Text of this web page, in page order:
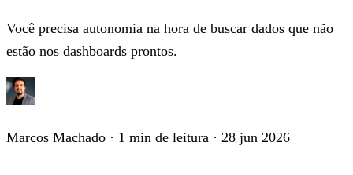
Você precisa autonomia na hora de buscar dados que não
estão nos dashboards prontos.
Marcos Machado · 1 min de leitura · 28 jun 2026